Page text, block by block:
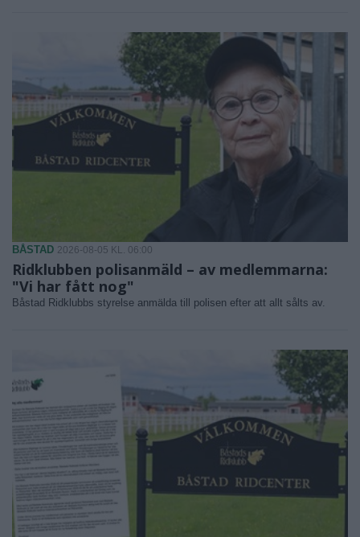
BÅSTAD 2026-08-05 KL. 06:00
Ridklubben polisanmäld – av medlemmarna:
"Vi har fått nog"
Båstad Ridklubbs styrelse anmälda till polisen efter att allt sålts av.